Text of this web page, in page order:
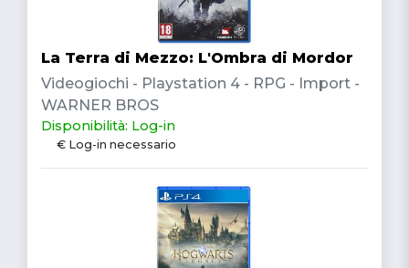
La Terra di Mezzo: L'Ombra di Mordor
Videogiochi - Playstation 4 - RPG - Import -
WARNER BROS
Disponibilità: Log-in
€ Log-in necessario